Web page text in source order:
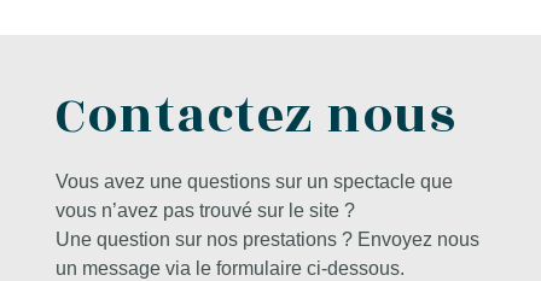
Contactez nous
Vous avez une questions sur un spectacle que
vous n’avez pas trouvé sur le site ?
Une question sur nos prestations ? Envoyez nous
un message via le formulaire ci-dessous.